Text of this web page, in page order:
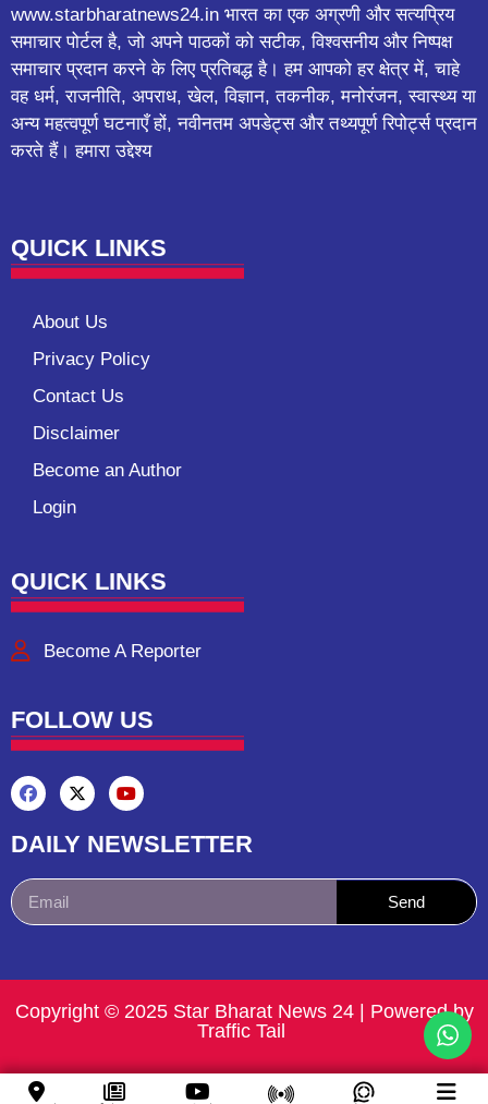
www.starbharatnews24.in भारत का एक अग्रणी और सत्यप्रिय
समाचार पोर्टल है, जो अपने पाठकों को सटीक, विश्वसनीय और निष्पक्ष
समाचार प्रदान करने के लिए प्रतिबद्ध है। हम आपको हर क्षेत्र में, चाहे
वह धर्म, राजनीति, अपराध, खेल, विज्ञान, तकनीक, मनोरंजन, स्वास्थ्य या
अन्य महत्वपूर्ण घटनाएँ हों, नवीनतम अपडेट्स और तथ्यपूर्ण रिपोर्ट्स प्रदान
करते हैं। हमारा उद्देश्य
QUICK LINKS
About Us
Privacy Policy
Contact Us
Disclaimer
Become an Author
Login
QUICK LINKS
Become A Reporter
FOLLOW US
DAILY NEWSLETTER
Send
Copyright © 2025 Star Bharat News 24 | Powered by
Traffic Tail ​